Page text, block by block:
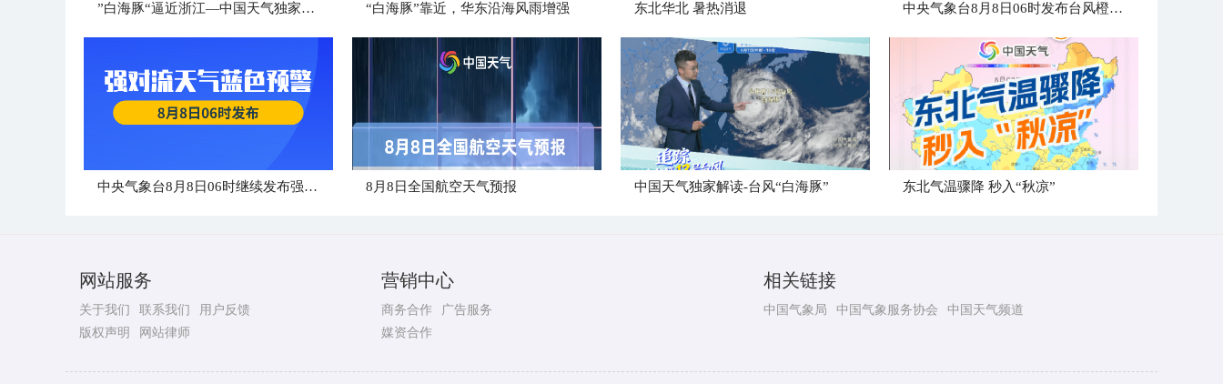
”白海豚“逼近浙江—中国天气独家解读 “白海豚”靠近，华东沿海风雨增强 ​东北华北 暑热消退 中央气象台8月8日06时发布台风橙色预警
中央气象台8月8日06时继续发布强对流天气蓝色预警 8月8日全国航空天气预报 中国天气独家解读-台风“白海豚” 东北气温骤降 秒入“秋凉”
网站服务
关于我们 联系我们
用户反馈
版权声明
网站律师
营销中心
商务合作
广告服务
媒资合作
相关链接
中国气象局 中国气象服务协会 中国天气频道